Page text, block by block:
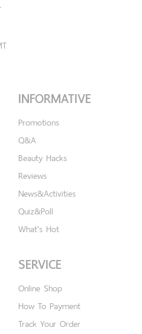
INFORMATIVE
Promotions
Q&A
Beauty Hacks
Reviews
News&Activities
Quiz&Poll
What's Hot
SERVICE
Online Shop
How To Payment
Track Your Order